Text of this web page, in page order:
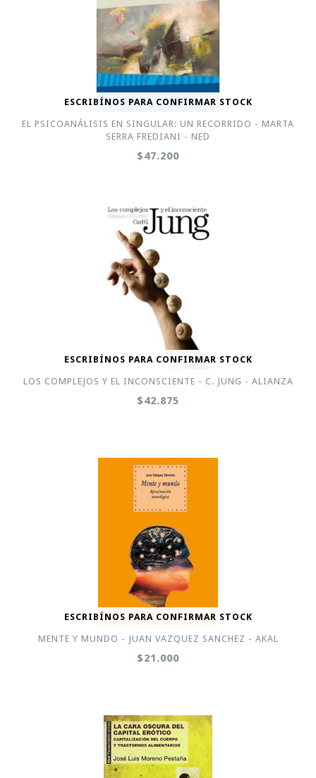
ESCRIBÍNOS PARA CONFIRMAR STOCK
EL PSICOANÁLISIS EN SINGULAR: UN RECORRIDO - MARTA
SERRA FREDIANI - NED
$47.200
ESCRIBÍNOS PARA CONFIRMAR STOCK
LOS COMPLEJOS Y EL INCONSCIENTE - C. JUNG - ALIANZA
$42.875
ESCRIBÍNOS PARA CONFIRMAR STOCK
MENTE Y MUNDO - JUAN VAZQUEZ SANCHEZ - AKAL
$21.000